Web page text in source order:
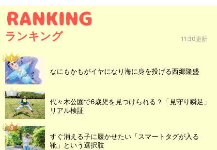
ランキング 11:30更新
なにもかもがイヤになり海に身を投げる西郷隆盛
代々木公園で6歳児を見つけられる？「見守り瞬足」
リアル検証
すぐ消える子に履かせたい「スマートタグが入る
靴」という選択肢